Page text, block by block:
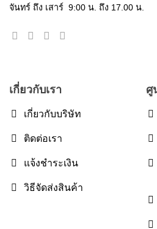
จันทร์ ถึง เสาร์ 9:00 น. ถึง 17.00 น.
เกี่ยวกับเรา
เกี่ยวกับบริษัท
ติดต่อเรา
แจ้งชำระเงิน
วิธีจัดส่งสินค้า
ศู